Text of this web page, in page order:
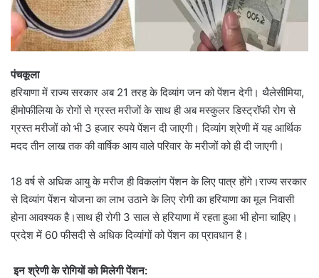
पंचकूला
हरियाणा में राज्य सरकार अब 21 तरह के दिव्यांग जन को पेंशन देगी। थैलेसीमिया,
हीमोफीलिया के रोगों से ग्रस्त मरीजों के साथ ही अब मस्कुलर डिस्ट्रॉफी रोग से
ग्रस्त मरीजों को भी 3 हजार रुपये पेंशन दी जाएगी। दिव्यांग श्रेणी में यह आर्थिक
मदद तीन लाख तक की वार्षिक आय वाले परिवार के मरीजों को ही दी जाएगी।
18 वर्ष से अधिक आयु के मरीज ही विकलांग पेंशन के लिए पात्र होंगे।राज्य सरकार
से दिव्यांग पेंशन योजना का लाभ उठाने के लिए रोगी का हरियाणा का मूल निवासी
होना आवश्यक है।साथ ही रोगी 3 साल से हरियाणा में रहता हुआ भी होना चाहिए।
प्रदेश में 60 फीसदी से अधिक दिव्यांगों को पेंशन का प्रावधान है।
इन श्रेणी के रोगियों को मिलेगी पेंशन: